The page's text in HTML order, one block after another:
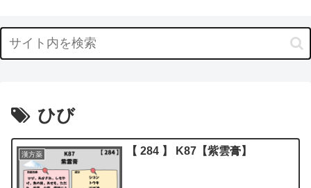
ひび
漢方薬 【 284 】 K87【紫雲膏】